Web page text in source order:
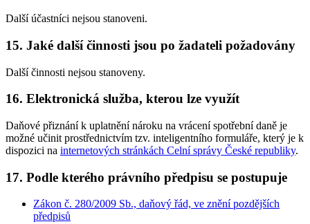
Další účastníci nejsou stanoveni.
15. Jaké další činnosti jsou po žadateli požadovány
Další činnosti nejsou stanoveny.
16. Elektronická služba, kterou lze využít
Daňové přiznání k uplatnění nároku na vrácení spotřební daně je
možné učinit prostřednictvím tzv. inteligentního formuláře, který je k
dispozici na internetových stránkách Celní správy České republiky.
17. Podle kterého právního předpisu se postupuje
Zákon č. 280/2009 Sb., daňový řád, ve znění pozdějších
předpisů